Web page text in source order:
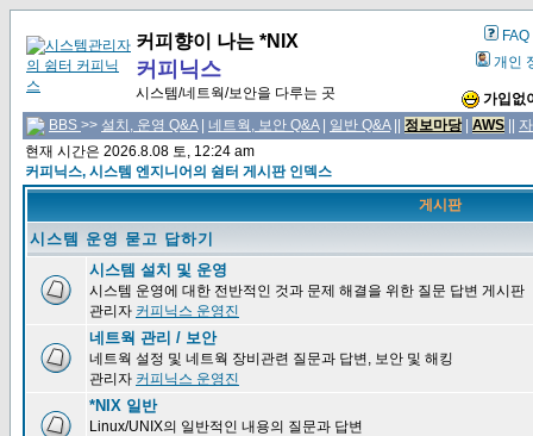
커피향이 나는 *NIX
커피닉스
시스템/네트웍/보안을 다루는 곳
FAQ
개인
가입없
BBS >> 설치, 운영 Q&A| 네트웍, 보안 Q&A| 일반 Q&A|| 정보마당| AWS
현재 시간은 2026.8.08 토, 12:24 am
커피닉스, 시스템 엔지니어의 쉼터 게시판 인덱스
게시판
시스템 운영 묻고 답하기
시스템 설치 및 운영
시스템 운영에 대한 전반적인 것과 문제 해결을 위한 질문 답변 게시판
관리자 커피닉스 운영진
네트웍 관리 / 보안
네트웍 설정 및 네트웍 장비관련 질문과 답변, 보안 및 해킹
관리자 커피닉스 운영진
*NIX 일반
Linux/UNIX의 일반적인 내용의 질문과 답변